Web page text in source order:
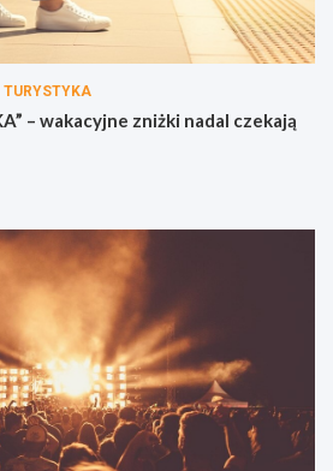
TURYSTYKA
– wakacyjne zniżki nadal czekają